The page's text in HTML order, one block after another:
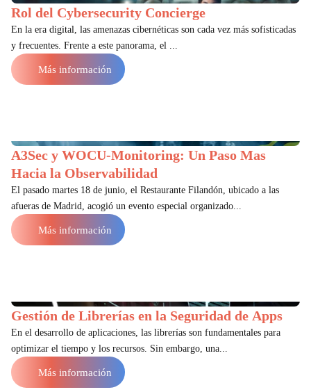
Rol del Cybersecurity Concierge
En la era digital, las amenazas cibernéticas son cada vez más sofisticadas
y frecuentes. Frente a este panorama, el ...
Más información
A3Sec y WOCU-Monitoring: Un Paso Mas
Hacia la Observabilidad
El pasado martes 18 de junio, el Restaurante Filandón, ubicado a las
afueras de Madrid, acogió un evento especial organizado...
Más información
Gestión de Librerías en la Seguridad de Apps
En el desarrollo de aplicaciones, las librerías son fundamentales para
optimizar el tiempo y los recursos. Sin embargo, una...
Más información